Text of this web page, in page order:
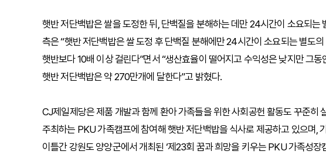
햇반 저단백밥은 쌀을 도정한 뒤, 단백질을 분해하는 데만 24시간이 소요되
측은 “햇반 저단백밥은 쌀 도정 후 단백질 분해에만 24시간이 소요되는 별도
햇반보다 10배 이상 걸린다”면서 “생산효율이 떨어지고 수익성은 낮지만 그
햇반 저단백밥은 약 270만개에 달한다”고 밝혔다.
CJ제일제당은 제품 개발과 함께 환아 가족들을 위한 사회공헌 활동도 꾸준히
주최하는 PKU 가족캠프에 참여해 햇반 저단백밥을 식사로 제공하고 있으며,
이틀간 강원도 양양군에서 개최된 ‘제23회 꿈과 희망을 키우는 PKU 가족성장